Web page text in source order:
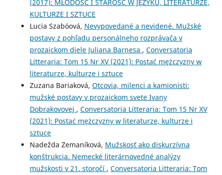
(2017): MŁODOŚĆ I STAROŚĆ W JĘZYKU, LITERATURZE,
KULTURZE I SZTUCE
Lucia Szabóová, Nevypovedané a nevidené. Mužské
postavy z pohľadu personálneho rozprávača v
prozaickom diele Juliana Barnesa , Conversatoria
Litteraria: Tom 15 Nr XV (2021): Postać mężczyzny w
literaturze, kulturze i sztuce
Zuzana Bariaková, Otcovia, milenci a kamionisti:
mužské postavy v prozaickom svete Ivany
Dobrakovovej , Conversatoria Litteraria: Tom 15 Nr XV
(2021): Postać mężczyzny w literaturze, kulturze i
sztuce
Nadežda Zemaníková, Mužskosť ako diskurzívna
konštrukcia. Nemecké literárnovedné analýzy
mužskosti v 21. storočí , Conversatoria Litteraria: Tom